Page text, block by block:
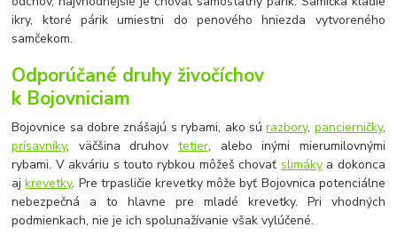
ikry, ktoré párik umiestni do penového hniezda vytvoreného
samčekom.
Odporúčané druhy živočíchov
k Bojovniciam
Bojovnice sa dobre znášajú s rybami, ako súrazbory, pancierničky,
prísavníky, väčšina druhov tetier, alebo inými mierumilovnými
rybami. V akváriu s touto rybkou môžeš chovať slimákya dokonca
ajkrevetky. Pre trpasličie krevetky môže byť Bojovnica potenciálne
nebezpečná a to hlavne pre mladé krevetky. Pri vhodných
podmienkach, nie je ich spolunažívanie však vylúčené.